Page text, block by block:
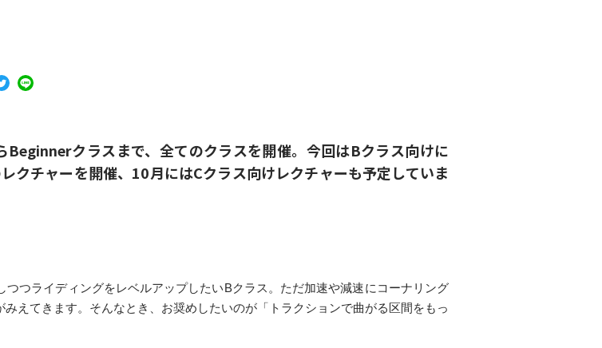
クラスまで、全てのクラスを開催。今回はBクラス向けに
クチャーを開催、10月にはCクラス向けレクチャーも予定していま
つライディングをレベルアップしたいBクラス。ただ加速や減速にコーナリング
えてきます。そんなとき、お奨めしたいのが「トラクションで曲がる区間をもっ